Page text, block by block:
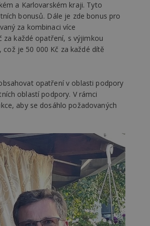
a Karlovarském kraji. Tyto
bonusů. Dále je zde bonus pro
za kombinaci více
za každé opatření, s výjimkou
je 50 000 Kč za každé dítě
opatření v oblasti podpory
oblastí podpory. V rámci
aby se dosáhlo požadovaných
vzorkování dat definovaného limitem
vašeho webu.
53
Tento soubor cookie je přidružen k
stránku. Pokud je použit, lze jej
nutný, protože bez něj jiné skripty
správně. Konec názvu je jedinečné
uživatele
29
minut
54
Soubor cookie je nastaven tak, aby
začátek cesty uživatele pro celkový
Neobsahuje žádné identifikovatelné
29
54
sekund
Soubor cookie je nastaven tak, aby
začátek cesty uživatele pro celkový
Neobsahuje žádné identifikovatelné
29
minut
53
sekund
Tento soubor cookie se používá k
uživatele
1 rok
Jedná se o soubor cookie, který slouží
dalších souborů cookie návštěvníkem